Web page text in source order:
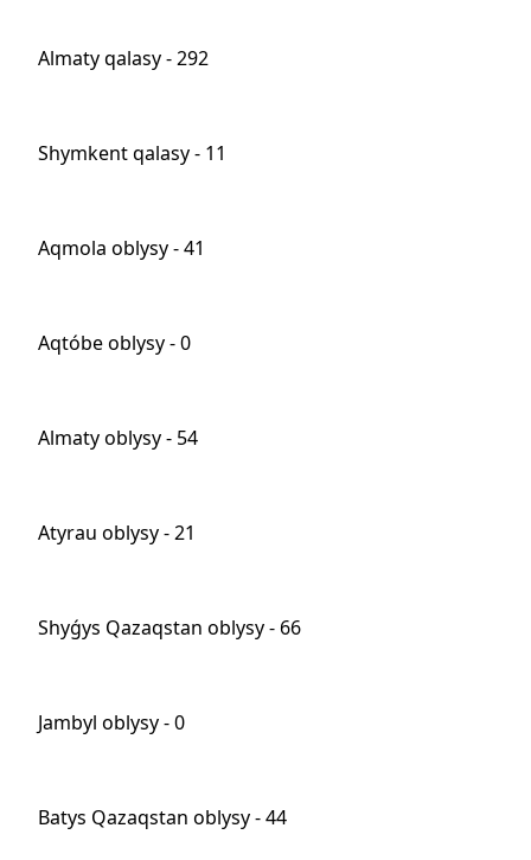
Almaty qalasy - 292
Shymkent qalasy - 11
Aqmola oblysy - 41
Aqtóbe oblysy - 0
Almaty oblysy - 54
Atyrau oblysy - 21
Shyǵys Qazaqstan oblysy - 66
Jambyl oblysy - 0
Batys Qazaqstan oblysy - 44